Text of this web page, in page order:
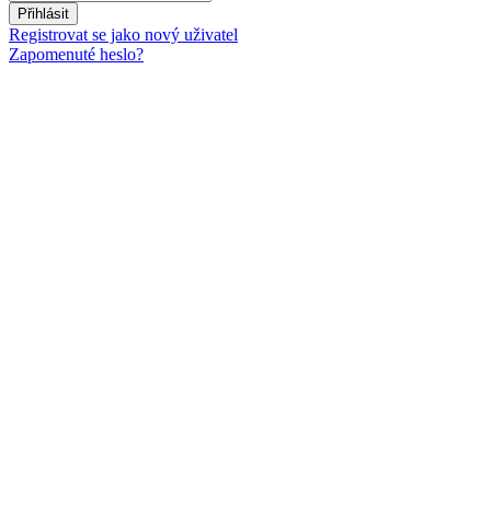
Přihlásit
Registrovat se jako nový uživatel
Zapomenuté heslo?